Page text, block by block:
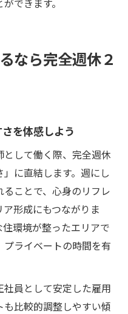
なら完全週休２
を体感しよう
して働く際、完全週休
に直結します。週にし
ことで、心身のリフレ
形成にもつながりま
環境が整ったエリアで
ライベートの時間を有
員として安定した雇用
比較的調整しやすい傾